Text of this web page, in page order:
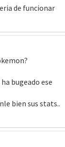
de funcionar
bugeado ese
bien sus stats..